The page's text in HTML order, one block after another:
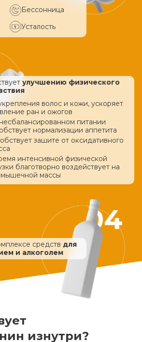
Бессонница
Усталость
улучшению физического
волос и кожи, ускоряет
ран и ожогов
питании
нормализации аппетита
зашите от оксидативного
интенсивной физической
благотворно воздействует на
мышечной массы
средств для
и алкоголем
изнутри?